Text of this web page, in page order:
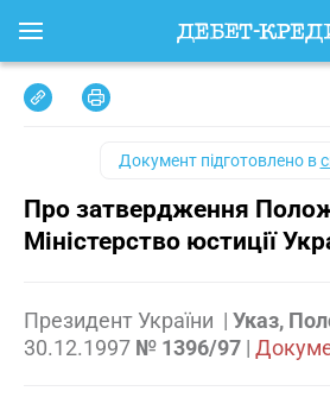
Документ підготовлено в
Про затвердження
Міністерство юстиції
Президент України | Указ,
30.12.1997 № 1396/97 |